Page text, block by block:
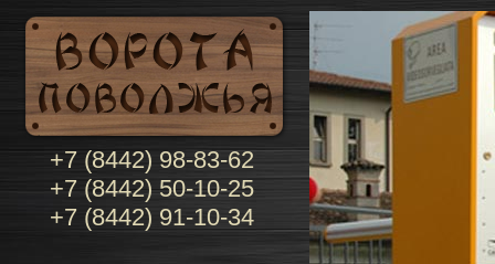
+7 (8442) 98-83-62
+7 (8442) 50-10-25
+7 (8442) 91-10-34